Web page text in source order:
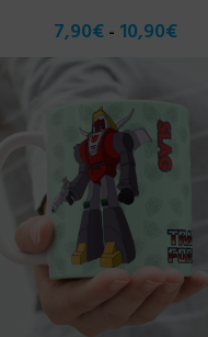
7,90€- 10,90€